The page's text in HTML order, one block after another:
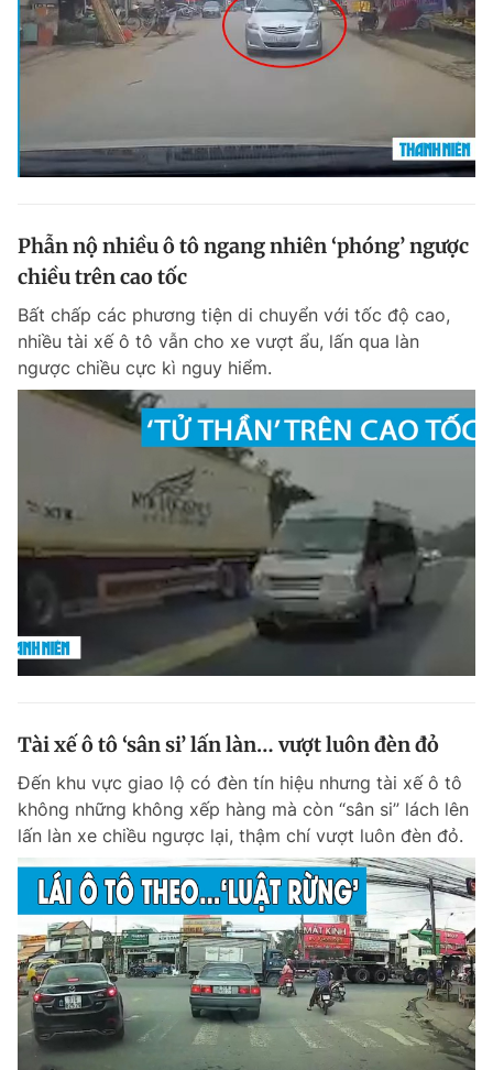
Phẫn nộ nhiều ô tô ngang nhiên ‘phóng’ ngược
chiều trên cao tốc
Bất chấp các phương tiện di chuyển với tốc độ cao,
nhiều tài xế ô tô vẫn cho xe vượt ẩu, lấn qua làn
ngược chiều cực kì nguy hiểm.
Tài xế ô tô ‘sân si’ lấn làn… vượt luôn đèn đỏ
Đến khu vực giao lộ có đèn tín hiệu nhưng tài xế ô tô
không những không xếp hàng mà còn “sân si” lách lên
lấn làn xe chiều ngược lại, thậm chí vượt luôn đèn đỏ.